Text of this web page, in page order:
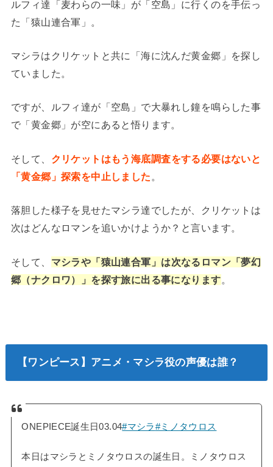
ルフィ達「麦わらの一味」が「空島」に行くのを手伝っ
た「猿山連合軍」。
マシラはクリケットと共に「海に沈んだ黄金郷」を探し
ていました。
ですが、ルフィ達が「空島」で大暴れし鐘を鳴らした事
で「黄金郷」が空にあると悟ります。
そして、 クリケットはもう海底調査をする必要はないと
「黄金郷」探索を中止しました 。
落胆した様子を見せたマシラ達でしたが、クリケットは
次はどんなロマンを追いかけようか？と言います。
そして、 マシラや「猿山連合軍」は次なるロマン「夢幻
郷（ナクロワ）」を探す旅に出る事になります
【ワンピース】アニメ・マシラ役の声優は誰？
ONEPIECE誕生日03.04#マシラ#ミノタウロス
本日はマシラとミノタウロスの誕生日。ミノタウロス